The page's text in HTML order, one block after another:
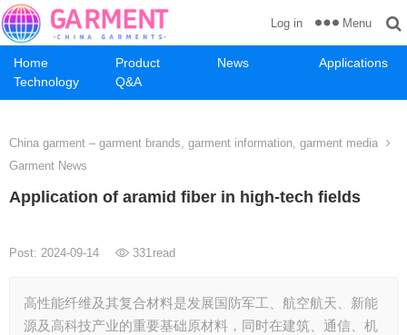
Home Product News
Applications
Technology
Q&A
Log in Menu
China garment – garment brands, garment information, garment media
Garment News
Application of aramid fiber in high-tech fields
Post: 2024-09-14 331read
高性能纤维及其复合材料是发展国防军工、航空航天、新能
源及高科技产业的重要基础原材料，同时在建筑、通信、机